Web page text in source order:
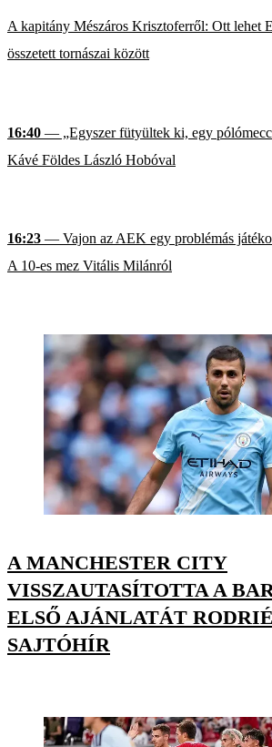
A kapitány Mészáros Krisztoferről: Ott lehet
összetett tornászai között
16:40 — „Egyszer fütyültek ki, egy
Kávé Földes László Hobóval
16:23 — Vajon az AEK egy problémás
A 10-es mez Vitális Milánról
A MANCHESTER CITY
VISSZAUTASÍTOTTA A
ELSŐ AJÁNLATÁT
SAJTÓHÍR